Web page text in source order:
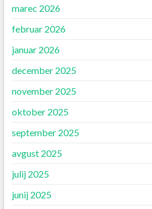
marec 2026
februar 2026
januar 2026
december 2025
november 2025
oktober 2025
september 2025
avgust 2025
julij 2025
junij 2025